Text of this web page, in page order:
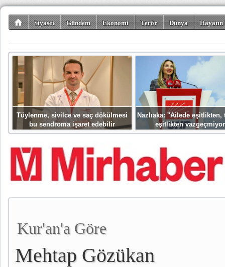
Siyaset Gündem Ekonomi Terör Dünya
Tüylenme, sivilce ve saç dökülmesi
bu sendroma işaret edebilir
Nazlıaka: ''Ailede eşitlikten,
eşitlikten
Kur'an'a Göre
Mehtap Gözükan